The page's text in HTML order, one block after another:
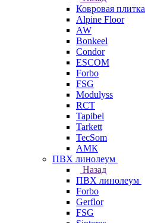
Ковровая плитка
Alpine Floor
AW
Bonkeel
Condor
ESCOM
Forbo
FSG
Modulyss
RCT
Tapibel
Tarkett
TecSom
АМК
ПВХ линолеум
Назад
ПВХ линолеум
Forbo
Gerflor
FSG